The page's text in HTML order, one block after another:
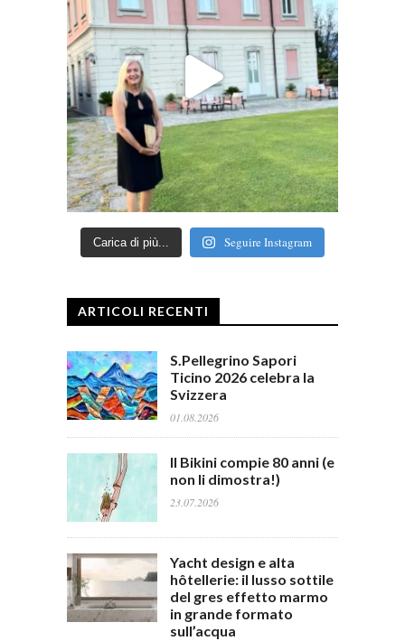
Carica di più... Seguire Instagram
ARTICOLI RECENTI
S.Pellegrino Sapori
Ticino 2026 celebra la
Svizzera
01.08.2026
Il Bikini compie 80 anni (e
non li dimostra!)
23.07.2026
Yacht design e alta
hôtellerie: il lusso sottile
del gres effetto marmo
in grande formato
sull’acqua